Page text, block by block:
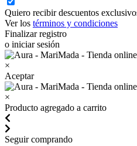
Quiero recibir descuentos
Ver los términos y condiciones
Finalizar registro
o iniciar sesión
×
Aceptar
×
Producto agregado a carrito
Seguir comprando